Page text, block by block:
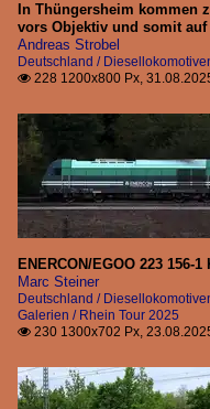
BR 1 245 |
BR 1 246 | Traxx
BR 1 275 | G
BR 4 185 |
Dieseltriebzüge
Elektrolokomotiven
BR 6 192 |
Galerien
2015
2016
2017
2020
2020
2021
2022
2023
2024
2025
In Thüngersheim kommen
vors Objektiv und somit auf
Andreas Strobel
Deutschland /
 228 1200x800 Px,
ENERCON/EGOO 223 156-
Marc Steiner
Deutschland /
Galerien / Rhein Tour 2025
 230 1300x702 Px,